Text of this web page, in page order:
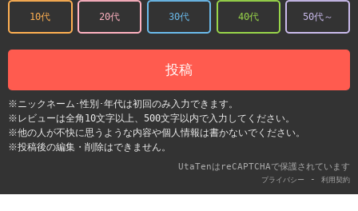
10代 20代 30代 40代 50代～
投稿
※ニックネーム･性別･年代は初回のみ入力できます。
※レビューは全角10文字以上、500文字以内で入力してください。
※他の人が不快に思うような内容や個人情報は書かないでください。
※投稿後の編集・削除はできません。
UtaTenはreCAPTCHAで保護されています
プライバシー - 利用契約